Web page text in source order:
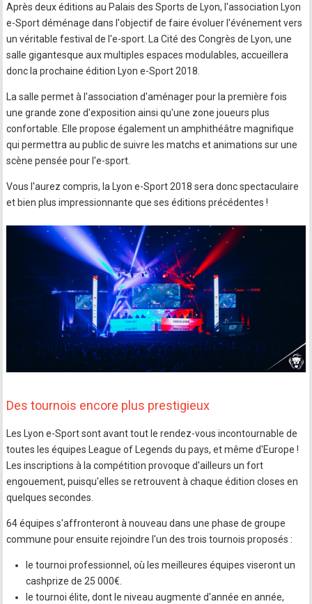
Après deux éditions au Palais des Sports de Lyon, l'association Lyon
e-Sport déménage dans l'objectif de faire évoluer l'événement vers
un véritable festival de l'e-sport. La Cité des Congrès de Lyon, une
salle gigantesque aux multiples espaces modulables, accueillera
donc la prochaine édition Lyon e-Sport 2018.
La salle permet à l'association d'aménager pour la première fois
une grande zone d'exposition ainsi qu'une zone joueurs plus
confortable. Elle propose également un amphithéâtre magnifique
qui permettra au public de suivre les matchs et animations sur une
scène pensée pour l'e-sport.
Vous l'aurez compris, la Lyon e-Sport 2018 sera donc spectaculaire
et bien plus impressionnante que ses éditions précédentes !
Des tournois encore plus prestigieux
Les Lyon e-Sport sont avant tout le rendez-vous incontournable de
toutes les équipes League of Legends du pays, et même d'Europe !
Les inscriptions à la compétition provoque d'ailleurs un fort
engouement, puisqu'elles se retrouvent à chaque édition closes en
quelques secondes.
64 équipes s'affronteront à nouveau dans une phase de groupe
commune pour ensuite rejoindre l'un des trois tournois proposés :
le tournoi professionnel, où les meilleures équipes viseront un
cashprize de 25 000€.
le tournoi élite, dont le niveau augmente d'année en année,